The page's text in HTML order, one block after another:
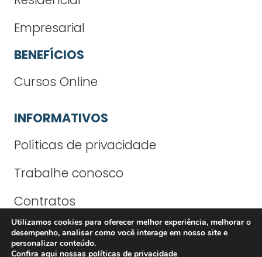
Empresarial
BENEFÍCIOS
Cursos Online
INFORMATIVOS
Políticas de privacidade
Trabalhe conosco
Contratos
Contato
Utilizamos cookies para oferecer melhor experiência, melhorar o
desempenho, analisar como você interage em nosso site e
personalizar conteúdo.
Confira aqui nossas políticas de privacidade